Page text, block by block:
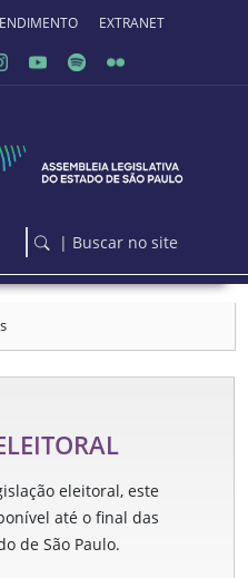
EXTRANET
| Buscar no site
eleitoral, este
até o final das
de São Paulo.